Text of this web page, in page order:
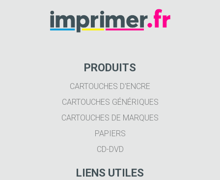
PRODUITS
CARTOUCHES D'ENCRE
CARTOUCHES GÉNÉRIQUES
CARTOUCHES DE MARQUES
PAPIERS
CD-DVD
LIENS UTILES